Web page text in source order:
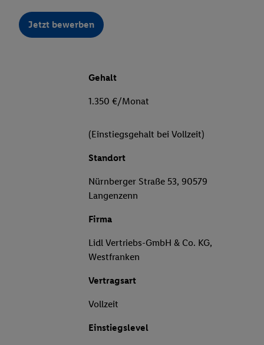
Jetzt bewerben
Gehalt
1.350 €/Monat
(Einstiegsgehalt bei Vollzeit)
Standort
Nürnberger Straße 53, 90579
Langenzenn
Firma
Lidl Vertriebs-GmbH & Co. KG,
Westfranken
Vertragsart
Vollzeit
Einstiegslevel